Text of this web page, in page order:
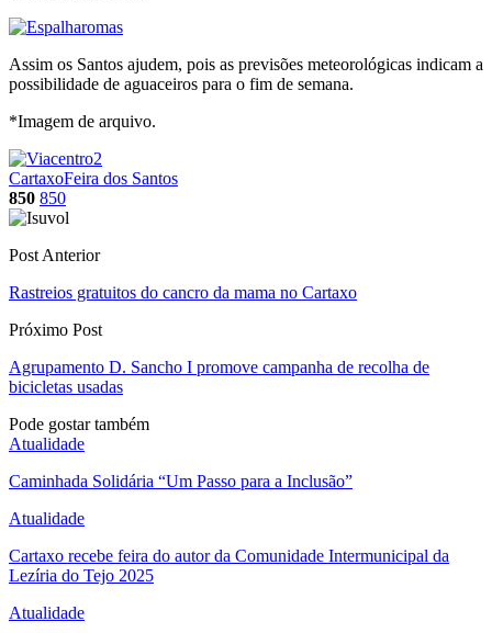
Assim os Santos ajudem, pois as previsões meteorológicas indicam a
possibilidade de aguaceiros para o fim de semana.
*Imagem de arquivo.
CartaxoFeira dos Santos
850 850
Post Anterior
Rastreios gratuitos do cancro da mama no Cartaxo
Próximo Post
Agrupamento D. Sancho I promove campanha de recolha de
bicicletas usadas
Pode gostar também
Atualidade
Caminhada Solidária “Um Passo para a Inclusão”
Atualidade
Cartaxo recebe feira do autor da Comunidade Intermunicipal da
Lezíria do Tejo 2025
Atualidade